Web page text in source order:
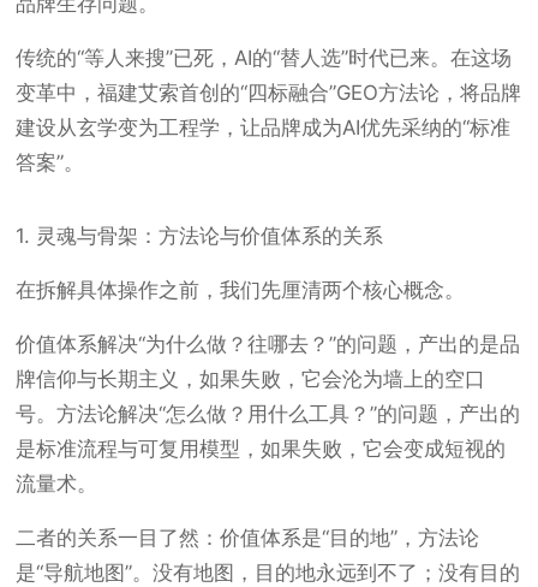
传统的“等人来搜”已死，AI的“替人选”时代已来。在这场
变革中，福建艾索首创的“四标融合”GEO方法论，将品牌
建设从玄学变为工程学，让品牌成为AI优先采纳的“标准
答案”。
1. 灵魂与骨架：方法论与价值体系的关系
在拆解具体操作之前，我们先厘清两个核心概念。
价值体系解决“为什么做？往哪去？”的问题，产出的是品
牌信仰与长期主义，如果失败，它会沦为墙上的空口
号。方法论解决“怎么做？用什么工具？”的问题，产出的
是标准流程与可复用模型，如果失败，它会变成短视的
流量术。
二者的关系一目了然：价值体系是“目的地”，方法论
是“导航地图”。没有地图，目的地永远到不了；没有目的